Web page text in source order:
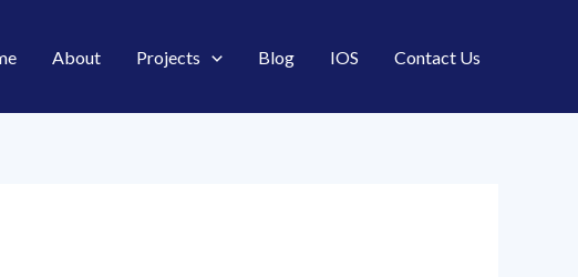
About Projects Blog IOS Contact Us